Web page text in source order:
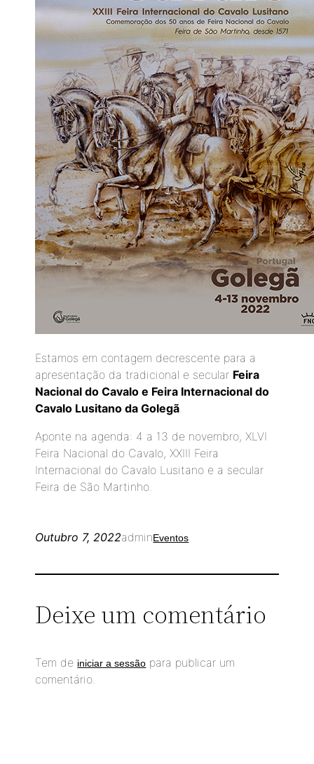
Estamos em contagem decrescente para a
apresentação da tradicional e secular Feira
Nacional do Cavalo e Feira Internacional do
Cavalo Lusitano da Golegã
Aponte na agenda: 4 a 13 de novembro, XLVI
Feira Nacional do Cavalo, XXIII Feira
Internacional do Cavalo Lusitano e a secular
Feira de São Martinho.
Outubro 7, 2022adminEventos
Deixe um comentário
Tem de iniciar a sessão para publicar um
comentário.